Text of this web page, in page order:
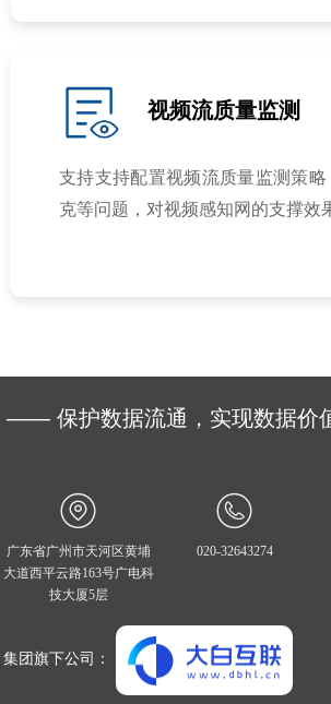
支持支持配置视频流质量监测策
克等问题，对视频感知网的支撑效
视频流质量监测
广东省广州市天河区黄埔
大道西平云路163号广电科
技大厦5层
020-32643274
—— 保护数据流通，实现数据
集团旗下公司：